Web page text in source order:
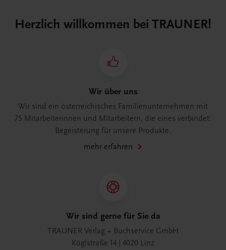
Herzlich willkommen bei TRAUNER!
Wir über uns
Wir sind ein österreichisches Familienunternehmen mit
75 Mitarbeiterinnen und Mitarbeitern, die eines verbindet:
Begeisterung für unsere Produkte.
mehr erfahren
Wir sind gerne für Sie da
TRAUNER Verlag + Buchservice GmbH
Köglstraße 14 | 4020 Linz